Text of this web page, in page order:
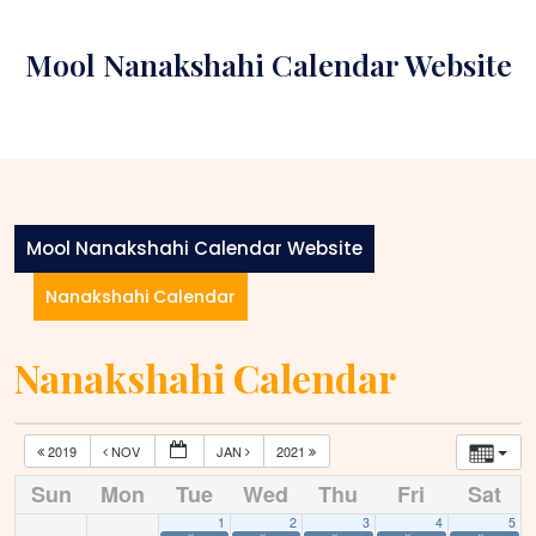
contentMool Nanakshahi Calendar Website
Mool Nanakshahi Calendar Website
Nanakshahi Calendar
Nanakshahi Calendar
2019 NOV JAN 2021
Sun Mon Tue Wed Thu Fri Sat
1 2 3 4 5